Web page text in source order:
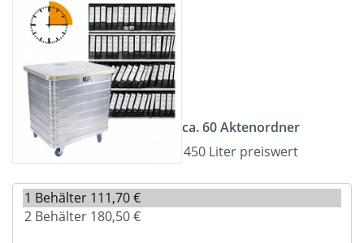
ca. 60 Aktenordner
450 Liter preiswert